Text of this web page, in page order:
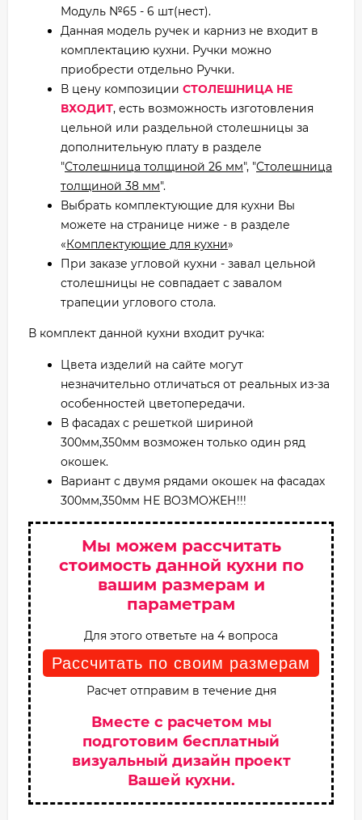
Модуль №65 - 6 шт(нест).
Данная модель ручек и карниз не входит в
комплектацию кухни. Ручки можно
приобрести отдельно Ручки.
В цену композиции СТОЛЕШНИЦА НЕ
ВХОДИТ, есть возможность изготовления
цельной или раздельной столешницы за
дополнительную плату в разделе
"Столешница толщиной 26 мм", "Столешница
толщиной 38 мм".
Выбрать комплектующие для кухни Вы
можете на странице ниже - в разделе
«Комплектующие для кухни»
При заказе угловой кухни - завал цельной
столешницы не совпадает с завалом
трапеции углового стола.
В комплект данной кухни входит ручка:
Цвета изделий на сайте могут
незначительно отличаться от реальных из-за
особенностей цветопередачи.
В фасадах с решеткой шириной
300мм,350мм возможен только один ряд
окошек.
Вариант с двумя рядами окошек на фасадах
300мм,350мм НЕ ВОЗМОЖЕН!!!
Мы можем рассчитать
стоимость данной кухни по
вашим размерам и
параметрам
Для этого ответьте на 4 вопроса
Рассчитать по своим размерам
Расчет отправим в течение дня
Вместе с расчетом мы
подготовим бесплатный
визуальный дизайн проект
Вашей кухни.